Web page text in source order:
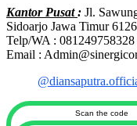
Kantor Pusat: Jl.
Sidoarjo Jawa Timur
Telp/WA : 081249758328
Email :
Scan the code